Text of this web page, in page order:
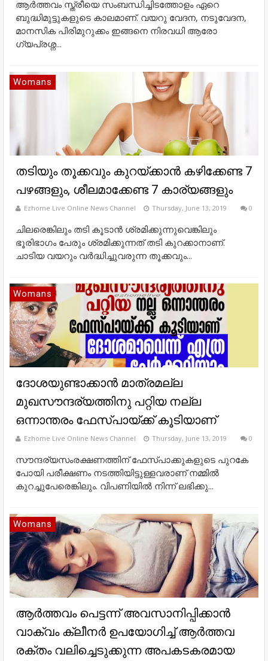
ആര്‍ത്തവം സ്ത്രീയെ സംബന്ധിച്ചിടത്തോളം ഏറെ
ബുദ്ധിമുട്ടുകളുടെ കാലമാണ്. വയറു വേദന, നടുവേദന,
മാനസിക പിരിമുറുക്കം ഇങ്ങനെ നിരവധി ആരോ​
ഗ്യപ്രശ്ന...
Womans
തടിയും തൂക്കവും കുറയ്ക്കാൻ കഴിക്കേണ്ട 7
പഴങ്ങളും, ശീലമാക്കേണ്ട 7 കാര്യങ്ങളും
Ezhome Live Online News Channel Thursday, June 13, 2019 0
ചിലരെങ്കിലും തടി കൂടാന്‍ ശ്രമിക്കുന്നുവെങ്കിലും
ഭൂരിഭാഗം പേരും ശ്രമിക്കുന്നത് തടി കുറക്കാനാണ്.
ചാടിയ വയറും വര്‍ദ്ധിച്ചുവരുന്ന തൂക്കവും...
Womans
ദോശയുണ്ടാക്കാൻ മാത്രമല്ല
മുഖസൗന്ദര്യത്തിനു പറ്റിയ നല്ല
ഒന്നാന്തരം ഫേസ്പായ്ക്ക് കൂടിയാണ്‌
Ezhome Live Online News Channel Thursday, June 13, 2019 0
സൗന്ദര്യസംരക്ഷണത്തിന് ഫേസ്പാക്കുകളുടെ പുറകേ
പോയി പരീക്ഷണം നടത്തിയിട്ടുള്ളവരാണ് നമ്മില്‍
കുറച്ചുപേരെങ്കിലും. വിപണിയില്‍ നിന്ന് ലഭിക്കു...
Womans
ആർത്തവം പെട്ടന്ന് അവസാനിപ്പിക്കാൻ
വാക്വം ക്ലീനർ ഉപയോഗിച്ച് ആർത്തവ
രക്തം വലിച്ചെടുക്കുന്ന അപകടകരമായ